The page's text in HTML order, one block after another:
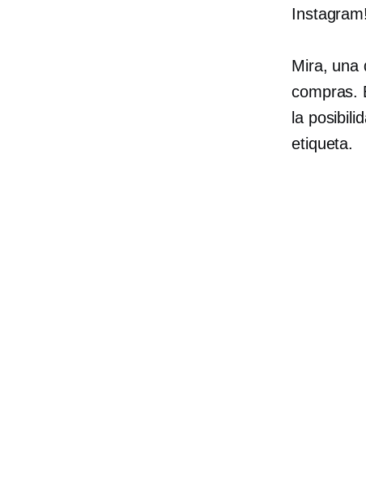
Instagram!
Mira, una
compras.
la
etiqueta.